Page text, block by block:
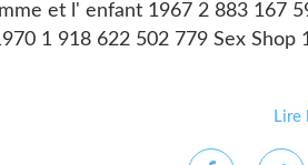
et l' enfant 1967 2 883 167
1 918 622 502 779 Sex
Lire